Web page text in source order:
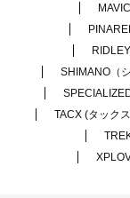
SHIMANO（シ
TACX (タック